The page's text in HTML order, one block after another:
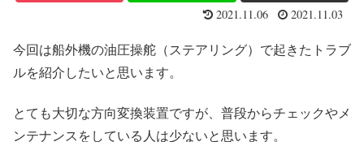
2021.11.06 2021.11.03
今回は船外機の油圧操舵（ステアリング）で起きたトラブ
ルを紹介したいと思います。
とても大切な方向変換装置ですが、普段からチェックやメ
ンテナンスをしている人は少ないと思います。